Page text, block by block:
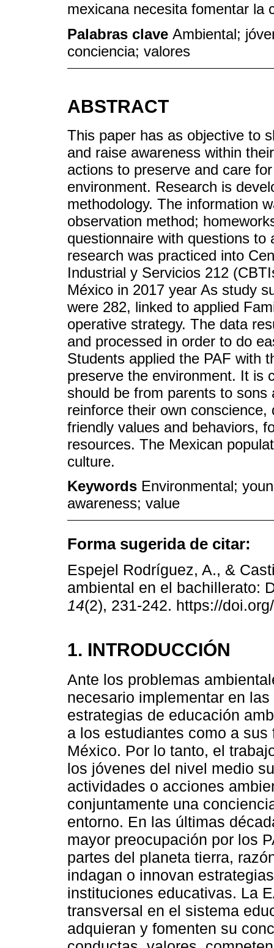
mexicana necesita fomentar la
Palabras clave Ambiental;
conciencia; valores
ABSTRACT
This paper has as objective to
and raise awareness within
actions to preserve and care
environment. Research is
methodology. The information
observation method;
questionnaire with questions
research was practiced into
Industrial y Servicios 212
México in 2017 year As study
were 282, linked to applied
operative strategy. The data
and processed in order to do
Students applied the PAF with
preserve the environment. It is
should be from parents to
reinforce their own
friendly values and behaviors,
resources. The Mexican
culture.
Keywords Environmental;
awareness; value
Forma sugerida de citar:
Espejel Rodríguez, A., &
ambiental en el bachillerato:
14(2), 231-242. https://
1. INTRODUCCIÓN
Ante los problemas
necesario implementar en
estrategias de educación
a los estudiantes como a
México. Por lo tanto, el
los jóvenes del nivel medio
actividades o acciones
conjuntamente una
entorno. En las últimas
mayor preocupación por los
partes del planeta tierra,
indagan o innovan
instituciones educativas. La
transversal en el sistema
adquieran y fomenten su